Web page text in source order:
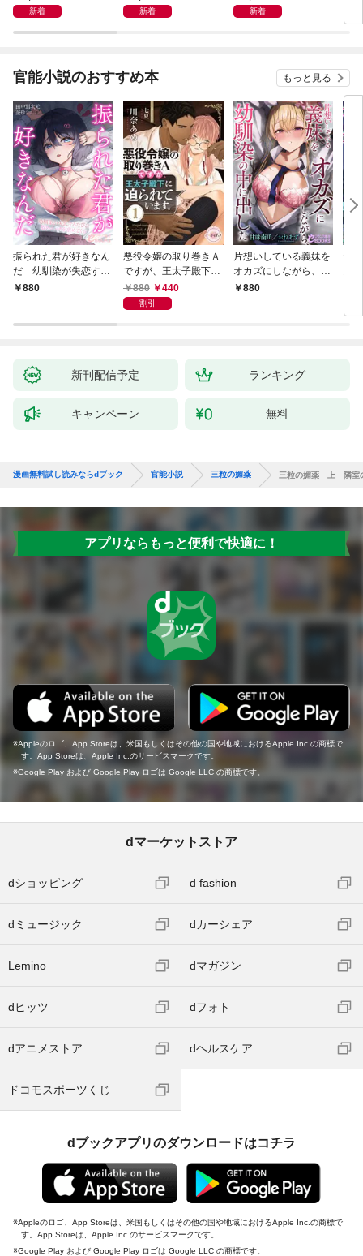
新着 新着 新着
官能小説のおすすめ本 もっと見る
振られた君が好きなん
だ 幼馴染が失恋する
たびに慰めエッチを求
880
悪役令嬢の取り巻きＡ
ですが、王太子殿下に
迫られています。①
880 440
割引
片想いしている義妹を
オカズにしながら、幼
馴染の中に出した
880
新刊配信予定 ランキング
キャンペーン 無料
漫画無料試し読みならdブック 官能小説 三粒の媚薬 三粒の媚薬 上 隣室
アプリならもっと便利で快適に！
Appleのロゴ、App Storeは、米国もしくはその他の国や地域におけるApple Inc.の商標で
す。App Storeは、Apple Inc.のサービスマークです。
Google Play および Google Play ロゴは Google LLC の商標です。
dマーケットストア
dショッピング d fashion
dミュージック dカーシェア
Lemino dマガジン
dヒッツ dフォト
dアニメストア dヘルスケア
ドコモスポーツくじ
dブックアプリのダウンロードはコチラ
Appleのロゴ、App Storeは、米国もしくはその他の国や地域におけるApple Inc.の商標で
す。App Storeは、Apple Inc.のサービスマークです。
Google Play および Google Play ロゴは Google LLC の商標です。